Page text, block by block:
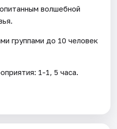
волшебной
группами до 10 человек
1-1, 5 часа.